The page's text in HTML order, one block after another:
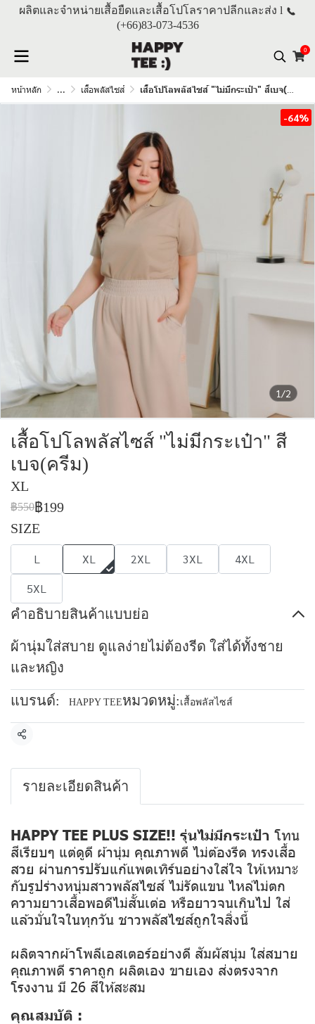
ผลิตและจำหน่ายเสื้อยืดและเสื้อโปโลราคาปลีกและส่ง l
(+66)83-073-4536
0
หน้าหลัก ... เสื้อพลัสไซส์ เสื้อโปโลพลัสไซส์ "ไม่มีกระเป๋า" สีเบจ(ครีม)
1/2
-64%
เสื้อโปโลพลัสไซส์ "ไม่มีกระเป๋า" สี
เบจ(ครีม)
XL
฿550฿199
SIZE
L XL 2XL 3XL
4XL
5XL
คำอธิบายสินค้าแบบย่อ
ผ้านุ่มใส่สบาย ดูแลง่ายไม่ต้องรีด ใส่ได้ทั้งชาย
และหญิง
แบรนด์: HAPPY TEEหมวดหมู่: เสื้อพลัสไซส์
แชร์
รายละเอียดสินค้า
HAPPY TEE PLUS SIZE!! รุ่นไม่มีกระเป๋า โทน
สีเรียบๆ แต่ดูดี ผ้านุ่ม คุณภาพดี ไม่ต้องรีด ทรงเสื้อ
สวย ผ่านการปรับแก้แพตเทิร์นอย่างใส่ใจ ให้เหมาะ
กับรูปร่างหนุ่มสาวพลัสไซส์ ไม่รัดแขน ไหล่ไม่ตก
ความยาวเสื้อพอดีไม่สั้นเต่อ หรือยาวจนเกินไป ใส่
แล้วมั่นใจในทุกวัน ชาวพลัสไซส์ถูกใจสิ่งนี้
ผลิตจากผ้าโพลีเอสเตอร์อย่างดี สัมผัสนุ่ม ใส่สบาย
คุณภาพดี ราคาถูก ผลิตเอง ขายเอง ส่งตรงจาก
โรงงาน มี 26 สีให้สะสม
คุณสมบัติ :